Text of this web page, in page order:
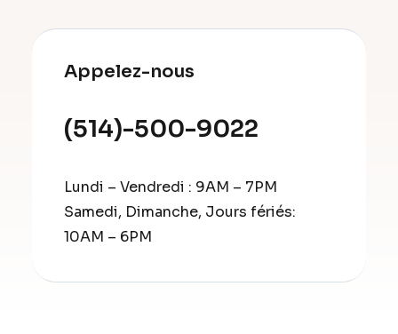
Appelez-nous
(514)-500-9022
Lundi – Vendredi : 9AM – 7PM
Samedi, Dimanche, Jours fériés:
10AM – 6PM